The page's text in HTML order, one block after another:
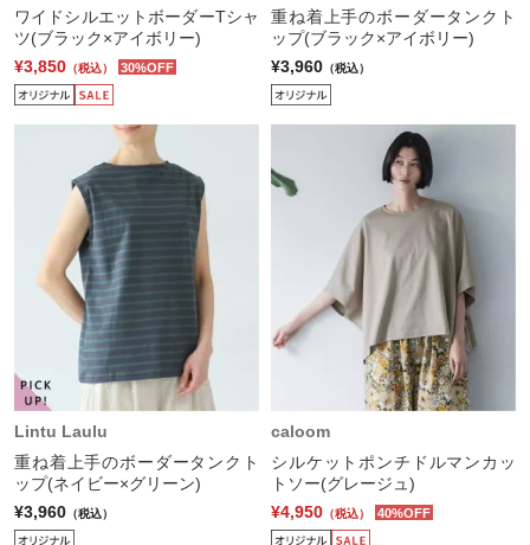
ワイドシルエットボーダーTシャ
ツ(ブラック×アイボリー)
¥3,850 （税込） 30%OFF
重ね着上手のボーダータンクト
ップ(ブラック×アイボリー)
¥3,960 （税込）
Lintu Laulu
重ね着上手のボーダータンクト
ップ(ネイビー×グリーン)
¥3,960 （税込）
caloom
シルケットポンチドルマンカッ
トソー(グレージュ)
¥4,950 （税込） 40%OFF